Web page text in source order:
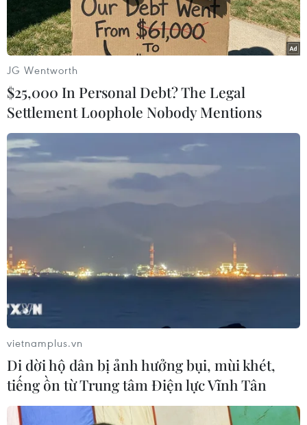
#Pangyo #gặp gỡ #trực tuyến #công nghệ
Theo dõi VietnamPlus
JG Wentworth
$25,000 In Personal Debt? The Legal
Settlement Loophole Nobody Mentions
vietnamplus.vn
Di dời hộ dân bị ảnh hưởng bụi, mùi khét,
tiếng ồn từ Trung tâm Điện lực Vĩnh Tân